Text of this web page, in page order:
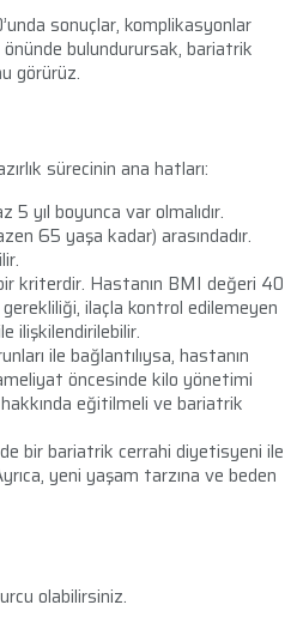
sonuçlar, komplikasyonlar
bulundurursak, bariatrik
görürüz.
sürecinin ana hatları:
yıl boyunca var olmalıdır.
65 yaşa kadar) arasındadır.
kriterdir. Hastanın BMI değeri 40
ilaçla kontrol edilemeyen
ilişkilendirilebilir.
ile bağlantılıysa, hastanın
öncesinde kilo yönetimi
eğitilmeli ve bariatrik
bir bariatrik cerrahi diyetisyeni ile
yeni yaşam tarzına ve beden
olabilirsiniz.